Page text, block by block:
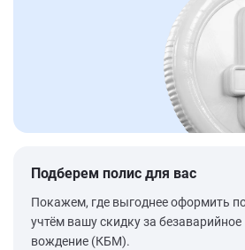
Подберем полис для вас
Покажем, где выгоднее оформить
учтём вашу скидку за безаварийное
вождение (КБМ).